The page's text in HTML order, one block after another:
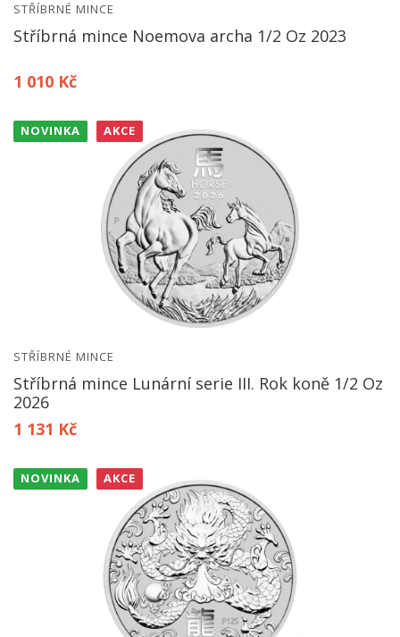
STŘÍBRNÉ MINCE
Stříbrná mince Noemova archa 1/2 Oz 2023
1 010 Kč
NOVINKA AKCE
STŘÍBRNÉ MINCE
Stříbrná mince Lunární serie III. Rok koně 1/2 Oz
2026
1 131 Kč
NOVINKA AKCE